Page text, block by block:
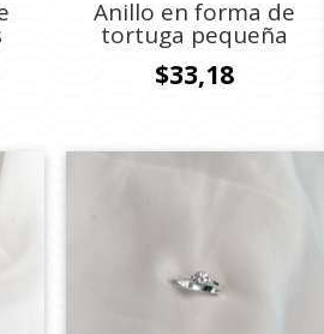
Anillo en forma de
tortuga pequeña
$33,18